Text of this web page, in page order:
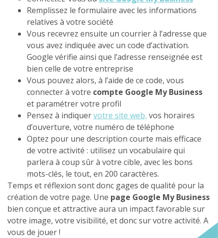
Remplissez le formulaire avec les informations
relatives à votre société
Vous recevrez ensuite un courrier à l’adresse que
vous avez indiquée avec un code d’activation.
Google vérifie ainsi que l’adresse renseignée est
bien celle de votre entreprise
Vous pouvez alors, à l’aide de ce code, vous
connecter à votre compte Google My Business
et paramétrer votre profil
Pensez à indiquervotre site web, vos horaires
d’ouverture, votre numéro de téléphone
Optez pour une description courte mais efficace
de votre activité : utilisez un vocabulaire qui
parlera à coup sûr à votre cible, avec les bons
mots-clés, le tout, en 200 caractères.
Temps et réflexion sont donc gages de qualité pour la
création de votre page. Une page Google My Business
bien conçue et attractive aura un impact favorable sur
votre image, votre visibilité, et donc sur votre activité. A
vous de jouer !